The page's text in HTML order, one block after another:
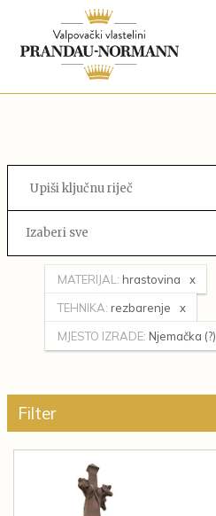
Izaberi sve
MATERIJAL: hrastovina
TEHNIKA: rezbarenje
MJESTO IZRADE: Njemačka (?)
Filter